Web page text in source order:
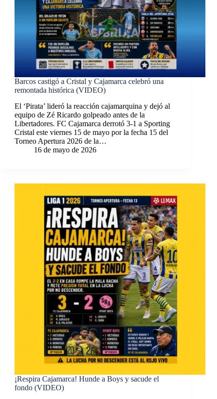
Barcos castigó a Cristal y Cajamarca celebró una
remontada histórica (VIDEO)
El ‘Pirata’ lideró la reacción cajamarquina y dejó al
equipo de Zé Ricardo golpeado antes de la
Libertadores. FC Cajamarca derrotó 3-1 a Sporting
Cristal este viernes 15 de mayo por la fecha 15 del
Torneo Apertura 2026 de la…
16 de mayo de 2026
¡Respira Cajamarca! Hunde a Boys y sacude el
fondo (VIDEO)